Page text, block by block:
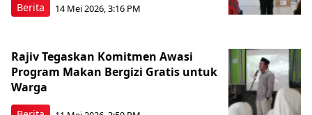
Berita 14 Mei 2026, 3:16 PM
Rajiv Tegaskan Komitmen Awasi
Program Makan Bergizi Gratis untuk
Warga